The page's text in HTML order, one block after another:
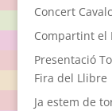
Concert
Compartint el
Presentació
Fira del Llibre
Ja estem de